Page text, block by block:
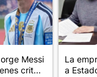
Messi
crit...
La
a